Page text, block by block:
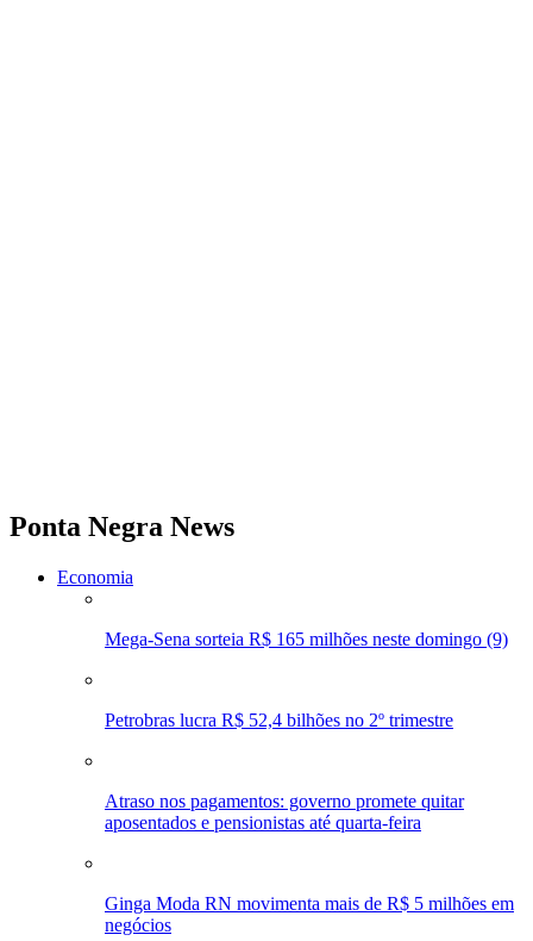
Ponta Negra News
Economia
Mega-Sena sorteia R$ 165 milhões neste domingo (9)
Petrobras lucra R$ 52,4 bilhões no 2º trimestre
Atraso nos pagamentos: governo promete quitar
aposentados e pensionistas até quarta-feira
Ginga Moda RN movimenta mais de R$ 5 milhões em
negócios